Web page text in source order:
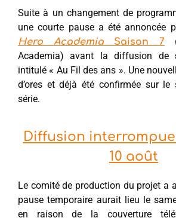
Suite à un changement de
une courte pause a été annoncée
Hero AcademiaSaison 7
Academia) avant la diffusion de
intitulé « Au Fil des ans ». Une
d’ores et déjà été confirmée sur
série.
Diffusion
10 août
Le comité de production du projet a
pause temporaire aurait lieu le
en raison de la couverture